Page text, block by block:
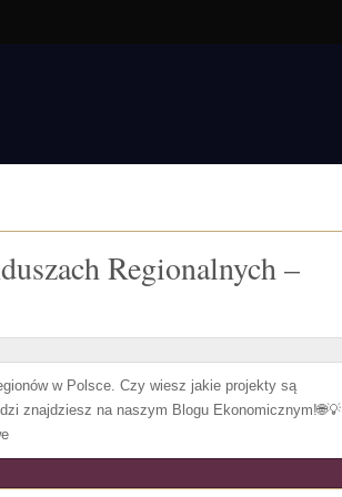
Regionalnych –
w Polsce. Czy wiesz jakie projekty są
znajdziesz na naszym Blogu Ekonomicznym!🌐💡